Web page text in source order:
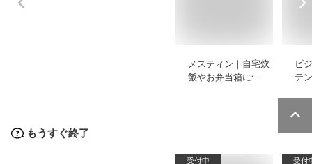
メスティン｜自宅炊
飯やお弁当箱に使え
ビ
テ
もうすぐ終了
受付中 受付